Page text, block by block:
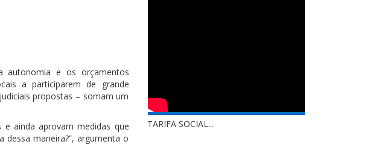
autonomia e os orçamentos
a participarem de grande
propostas – somam um
e ainda aprovam medidas que
maneira?”, argumenta o
TARIFA SOCIAL...